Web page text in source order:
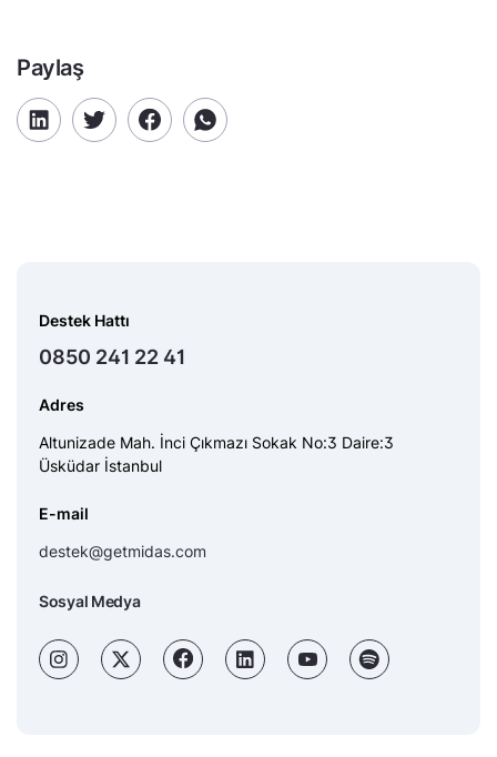
Paylaş
Destek Hattı
0850 241 22 41
Adres
Altunizade Mah. İnci Çıkmazı Sokak No:3 Daire:3
Üsküdar İstanbul
E-mail
destek@getmidas.com
Sosyal Medya